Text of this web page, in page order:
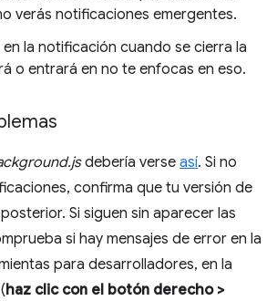
verás notificaciones emergentes.
en la notificación cuando se cierra la
o entrará en no te enfocas en eso.
debería verse así. Si no
confirma que tu versión de
Si siguen sin aparecer las
si hay mensajes de error en la
para desarrolladores, en la
haz clic con el botón derecho >